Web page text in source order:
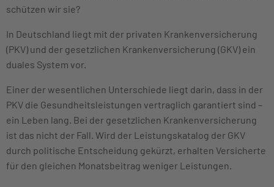
schützen wir sie?
In Deutschland liegt mit der privaten Krankenversicherung
(PKV) und der gesetzlichen Krankenversicherung (GKV) ein
duales System vor.
Einer der wesentlichen Unterschiede liegt darin, dass in der
PKV die Gesundheitsleistungen vertraglich garantiert sind –
ein Leben lang. Bei der gesetzlichen Krankenversicherung
ist das nicht der Fall. Wird der Leistungskatalog der GKV
durch politische Entscheidung gekürzt, erhalten Versicherte
für den gleichen Monatsbeitrag weniger Leistungen.